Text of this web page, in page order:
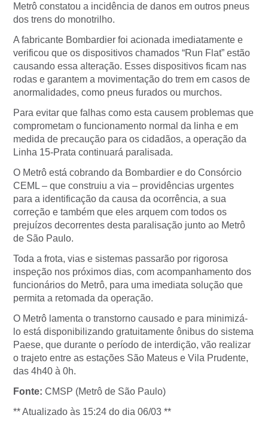
Metrô constatou a incidência de danos em outros pneus
dos trens do monotrilho.
A fabricante Bombardier foi acionada imediatamente e
verificou que os dispositivos chamados “Run Flat” estão
causando essa alteração. Esses dispositivos ficam nas
rodas e garantem a movimentação do trem em casos de
anormalidades, como pneus furados ou murchos.
Para evitar que falhas como esta causem problemas que
comprometam o funcionamento normal da linha e em
medida de precaução para os cidadãos, a operação da
Linha 15-Prata continuará paralisada.
O Metrô está cobrando da Bombardier e do Consórcio
CEML – que construiu a via – providências urgentes
para a identificação da causa da ocorrência, a sua
correção e também que eles arquem com todos os
prejuízos decorrentes desta paralisação junto ao Metrô
de São Paulo.
Toda a frota, vias e sistemas passarão por rigorosa
inspeção nos próximos dias, com acompanhamento dos
funcionários do Metrô, para uma imediata solução que
permita a retomada da operação.
O Metrô lamenta o transtorno causado e para minimizá-
lo está disponibilizando gratuitamente ônibus do sistema
Paese, que durante o período de interdição, vão realizar
o trajeto entre as estações São Mateus e Vila Prudente,
das 4h40 à 0h.
Fonte: CMSP (Metrô de São Paulo)
** Atualizado às 15:24 do dia 06/03 **